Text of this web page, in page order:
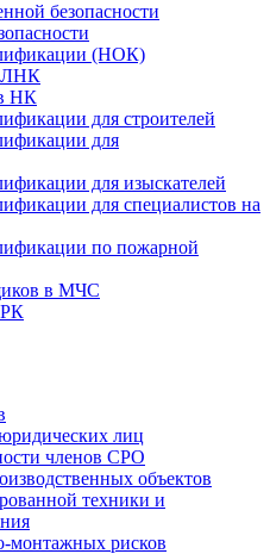
безопасности
(НОК)
ЛНК
НК
для строителей
для
для изыскателей
для специалистов на
по пожарной
в МЧС
РК
лиц
членов СРО
объектов
техники и
монтажных рисков